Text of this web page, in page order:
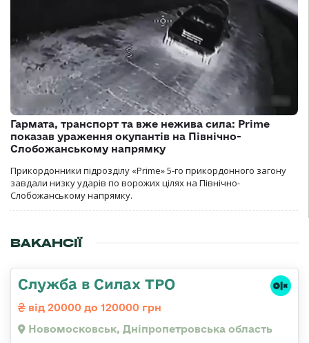
Гармата, транспорт та вже нежива сила: Prime
показав ураження окупантів на Північно-
Слобожанському напрямку
Прикордонники підрозділу «Prime» 5-го прикордонного загону
завдали низку ударів по ворожих цілях на Північно-
Слобожанському напрямку.
ВАКАНСІЇ
Служба в Силах ТРО
від 20000 до 120000 грн
Новомосковськ, Дніпропетровська область